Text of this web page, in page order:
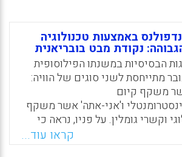
באמצעות טכנולוגיה
נקודת מבט בובריאנית
הבסיסיות במשנתו הפילוסופית
מתייחסת לשני סוגים של הוויה:
משקף קיום
ו'אני-אתה' אשר משקף
וקשרי גומלין. על פניו, נראה כי
היא הדוגמה האולטימטיבית למה
'אני-הלז'. באמצעות תיאור
קראו עוד...